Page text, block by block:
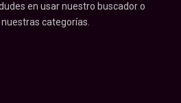
en usar nuestro buscador o
categorías.